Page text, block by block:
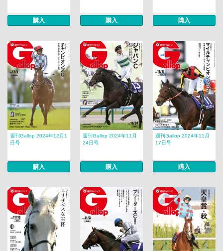
購入 購入 購入
週刊Gallop 2024年12月1
日号
購入
週刊Gallop 2024年11月
24日号
購入
週刊Gallop 2024年11月
17日号
購入